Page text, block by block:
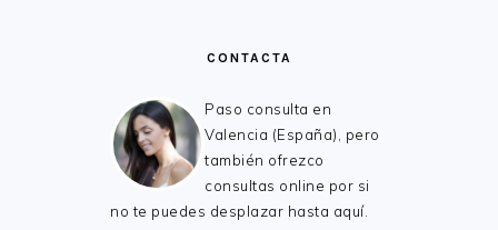
CONTACTA
Paso consulta en
Valencia (España), pero
también ofrezco
consultas online por si
no te puedes desplazar hasta aquí.